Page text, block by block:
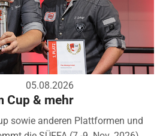
05.08.2026
Cup & mehr
sowie anderen Plattformen und